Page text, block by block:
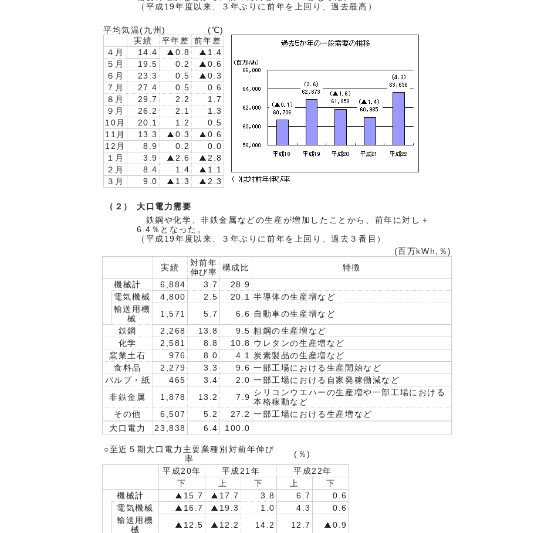
（平成19年度以来、３年ぶりに前年を上回り、過去最高）
平均気温(九州) (℃)
実績 平年差
前年差
４月
14.4 0.8
1.4
５月
19.5 0.2
0.6
６月
23.3 0.5
0.3
７月
27.4 0.5
0.6
８月
29.7 2.2
1.7
９月
26.2 2.1
1.3
10月
20.1 1.2
0.5
11月
13.3 0.3
0.6
12月
8.9 0.2
0.0
１月
3.9 2.6
2.8
２月
8.4 1.4
1.1
３月
9.0 1.3 2.3
（２）
大口電力需要
鉄鋼や化学、非鉄金属などの生産が増加したことから、前年に対し＋
6.4％となった。
（平成19年度以来、３年ぶりに前年を上回り、過去３番目）
(百万kWh,％)
実績
対前年
伸び率
構成比
特徴
機械計
6,884 3.7
28.9
電気機械
4,800 2.5 20.1
半導体の生産増など
輸送用機
械
1,571 5.7 6.6
自動車の生産増など
鉄鋼
2,268 13.8 9.5 粗鋼の生産増など
化学
2,581 8.8 10.8 ウレタンの生産増など
窯業土石
976 8.0 4.1
炭素製品の生産増など
食料品
2,279 3.3 9.6 一部工場における生産開始など
パルプ・紙
465 3.4 2.0 一部工場における自家発稼働減など
非鉄金属
1,878 13.2 7.9 シリコンウエハーの生産増や一部工場における
本格稼動など
その他
6,507 5.2 27.2 一部工場における生産増など
大口電力
23,838 6.4 100.0
○至近５期大口電力主要業種別対前年伸び
率
(％)
平成20年
平成21年
平成22年
下
上 下 上
下
機械計
15.7 17.7 3.8 6.7
0.6
電気機械
16.7 19.3 1.0 4.3
0.6
輸送用機
械
12.5 12.2 14.2 12.7
0.9